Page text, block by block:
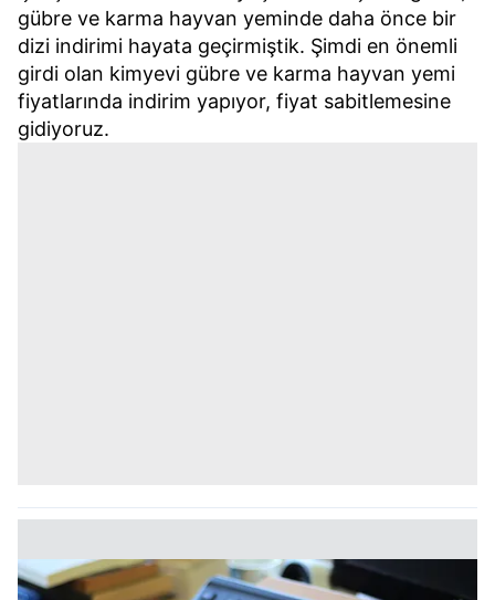
kılınması ve kişiselleştirilmesi ve sizlere yönelik
reklam/pazarlama faaliyetlerinin yapılması, amaçlarıyla
sınırlı olarak açık rızanız dahilinde kullanılacaktır.
Çerezlere ilişkin tercihlerinizi aşağıda yer alan panel
gübre ve karma hayvan yeminde daha önce bir
dizi indirimi hayata geçirmiştik. Şimdi en önemli
girdi olan kimyevi gübre ve karma hayvan yemi
fiyatlarında indirim yapıyor, fiyat sabitlemesine
gidiyoruz.